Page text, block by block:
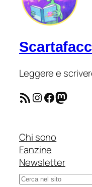
Leggere e
Feed RSS Instagram Facebook Mastodon
Chi sono
Fanzine
Newsletter
Cerca